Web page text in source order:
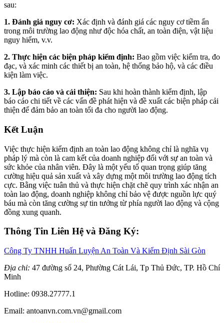
sau:
1. Đánh giá nguy cơ: Xác định và đánh giá các nguy cơ tiềm ẩn
trong môi trường lao động như độc hóa chất, an toàn điện, vật liệu
nguy hiểm, v.v.
2. Thực hiện các biện pháp kiểm định: Bao gồm việc kiểm tra, đo
đạc, và xác minh các thiết bị an toàn, hệ thống bảo hộ, và các điều
kiện làm việc.
3. Lập báo cáo và cải thiện: Sau khi hoàn thành kiểm định, lập
báo cáo chi tiết về các vấn đề phát hiện và đề xuất các biện pháp cải
thiện để đảm bảo an toàn tối đa cho người lao động.
Kết Luận
Việc thực hiện kiểm định an toàn lao động không chỉ là nghĩa vụ
pháp lý mà còn là cam kết của doanh nghiệp đối với sự an toàn và
sức khỏe của nhân viên. Đây là một yếu tố quan trọng giúp tăng
cường hiệu quả sản xuất và xây dựng một môi trường lao động tích
cực. Bằng việc tuân thủ và thực hiện chặt chẽ quy trình xác nhận an
toàn lao động, doanh nghiệp không chỉ bảo vệ được nguồn lực quý
báu mà còn tăng cường sự tin tưởng từ phía người lao động và cộng
đồng xung quanh.
Thông Tin Liên Hệ và Đăng Ký:
Công Ty TNHH Huấn Luyện An Toàn Và Kiểm Định Sài Gòn
Địa chỉ: 47 đường số 24, Phường Cát Lái, Tp Thủ Đức, TP. Hồ Chí
Minh
Hotline: 0938.27777.1
Email: antoanvn.com.vn@gmail.com